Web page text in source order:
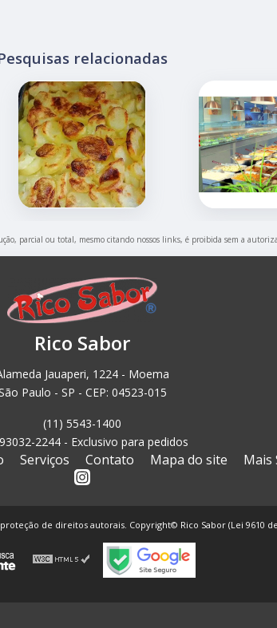
relacionadas
parcial ou total, mesmo citando nossos links, é proibida sem a
Rico Sabor
Jauaperi, 1224 - Moema
Paulo - SP - CEP: 04523-015
(11) 5543-1400
2244 - Exclusivo para pedidos
Serviços Contato Mapa do site Mais
de direitos autorais. Copyright© Rico Sabor (Lei 9610 de